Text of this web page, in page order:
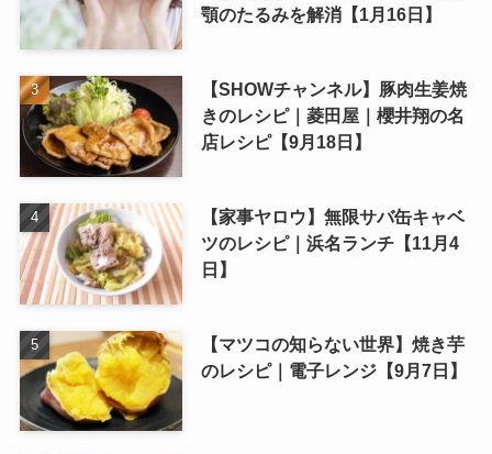
顎のたるみを解消【1月16日】
【SHOWチャンネル】豚肉生姜焼
きのレシピ｜菱田屋｜櫻井翔の名
店レシピ【9月18日】
【家事ヤロウ】無限サバ缶キャベ
ツのレシピ｜浜名ランチ【11月4
日】
【マツコの知らない世界】焼き芋
のレシピ｜電子レンジ【9月7日】